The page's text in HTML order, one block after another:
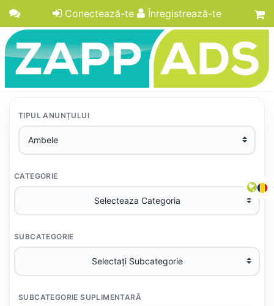
Conectează-te Înregistrează-te
TIPUL ANUNȚULUI
CATEGORIE
SUBCATEGORIE
SUBCATEGORIE SUPLIMENTARĂ